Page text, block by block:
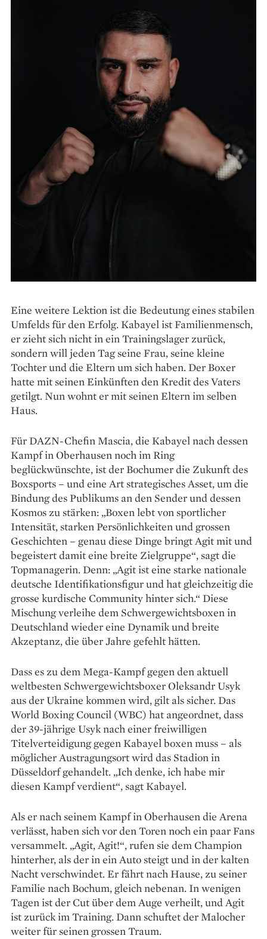
Eine weitere Lektion ist die Bedeutung eines ­stabilen
Umfelds für den Erfolg. Kabayel ist Familienmensch,
er zieht sich nicht in ein Trainingslager zurück,
sondern will jeden Tag seine Frau, seine kleine
Tochter und die Eltern um sich haben. Der Boxer
hatte mit seinen Einkünften den Kredit des Vaters
getilgt. Nun wohnt er mit seinen Eltern im selben
Haus.
Für DAZN-Chefin Mascia, die Kabayel nach dessen
Kampf in Oberhausen noch im Ring
beglückwünschte, ist der Bochumer die Zukunft des
Boxsports – und eine Art strategisches Asset, um die
Bindung des Publikums an den Sender und dessen
Kosmos zu stärken: „Boxen lebt von sportlicher
Intensität, starken Persönlichkeiten und grossen
Geschichten – genau diese Dinge bringt Agit mit und
begeistert damit eine breite Zielgruppe“, sagt die
Topmanagerin. Denn: „Agit ist eine starke nationale
deutsche Identifikationsfigur und hat gleichzeitig die
grosse kurdische Community hinter sich.“ Diese
Mischung verleihe dem Schwergewichtsboxen in
Deutschland wieder eine Dynamik und breite
Akzeptanz, die über Jahre gefehlt hätten.
Dass es zu dem Mega-Kampf gegen den aktuell
weltbesten Schwergewichtsboxer Oleksandr Usyk
aus der Ukraine kommen wird, gilt als sicher. Das
World Boxing Council (WBC) hat angeordnet, dass
der 39-jährige Usyk nach einer freiwilligen
Titelverteidigung gegen Kabayel boxen muss – als
möglicher Austragungsort wird das Stadion in
Düsseldorf gehandelt. „Ich denke, ich habe mir
diesen Kampf verdient“, sagt Kabayel.
Als er nach seinem Kampf in Oberhausen die Arena
verlässt, haben sich vor den Toren noch ein paar Fans
versammelt. „Agit, Agit!“, rufen sie dem Champion
hinterher, als der in ein Auto steigt und in der kalten
Nacht verschwindet. Er fährt nach Hause, zu seiner
Familie nach Bochum, gleich nebenan. In wenigen
Tagen ist der Cut über dem Auge verheilt, und Agit
ist zurück im Training. Dann schuftet der Malocher
weiter für seinen grossen Traum.